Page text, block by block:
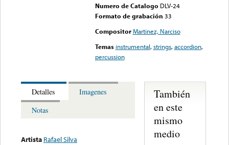
Numero de Catalogo DLV-24
Formato de grabación 33
Compositor Martinez, Narciso
Temas instrumental,strings,accordion,
percussion
Detalles
Imagenes
Notas
Artista Rafael Silva
También
en este
mismo
medio